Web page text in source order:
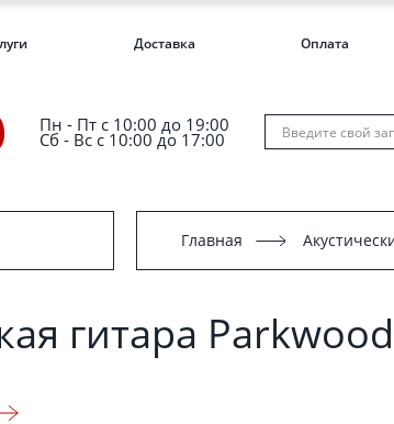
Доставка Оплата
Пн - Пт c 10:00 до 19:00
Сб - Вс с 10:00 до 17:00
Главная
гитара